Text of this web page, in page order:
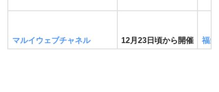
マルイウェブチャネル 12月23日頃から開催 福